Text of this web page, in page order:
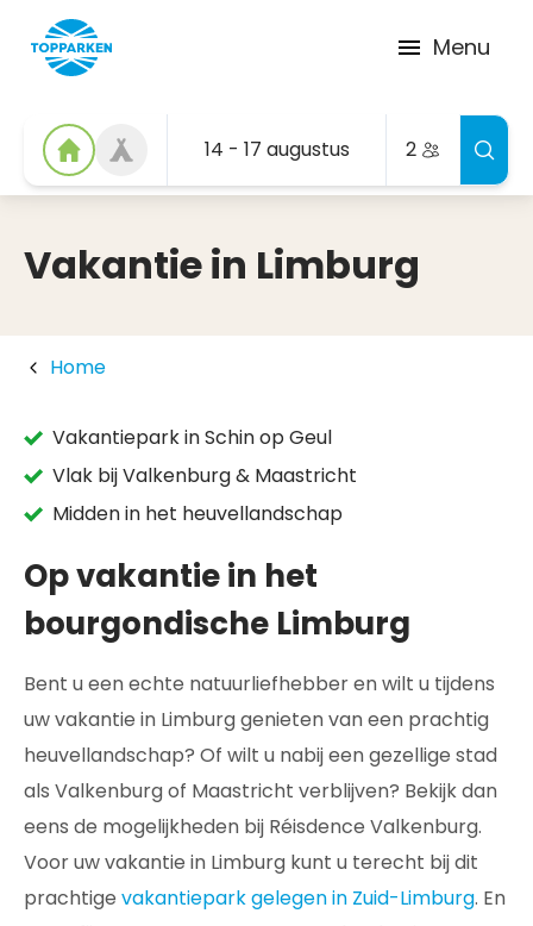
Menu
14 - 17 augustus 2
Vakantie in Limburg
Home
Vakantiepark in Schin op Geul
Vlak bij Valkenburg & Maastricht
Midden in het heuvellandschap
Op vakantie in het
bourgondische Limburg
Bent u een echte natuurliefhebber en wilt u tijdens
uw vakantie in Limburg genieten van een prachtig
heuvellandschap? Of wilt u nabij een gezellige stad
als Valkenburg of Maastricht verblijven? Bekijk dan
eens de mogelijkheden bij Réisdence Valkenburg.
Voor uw vakantie in Limburg kunt u terecht bij dit
prachtige vakantiepark gelegen in Zuid-Limburg. En